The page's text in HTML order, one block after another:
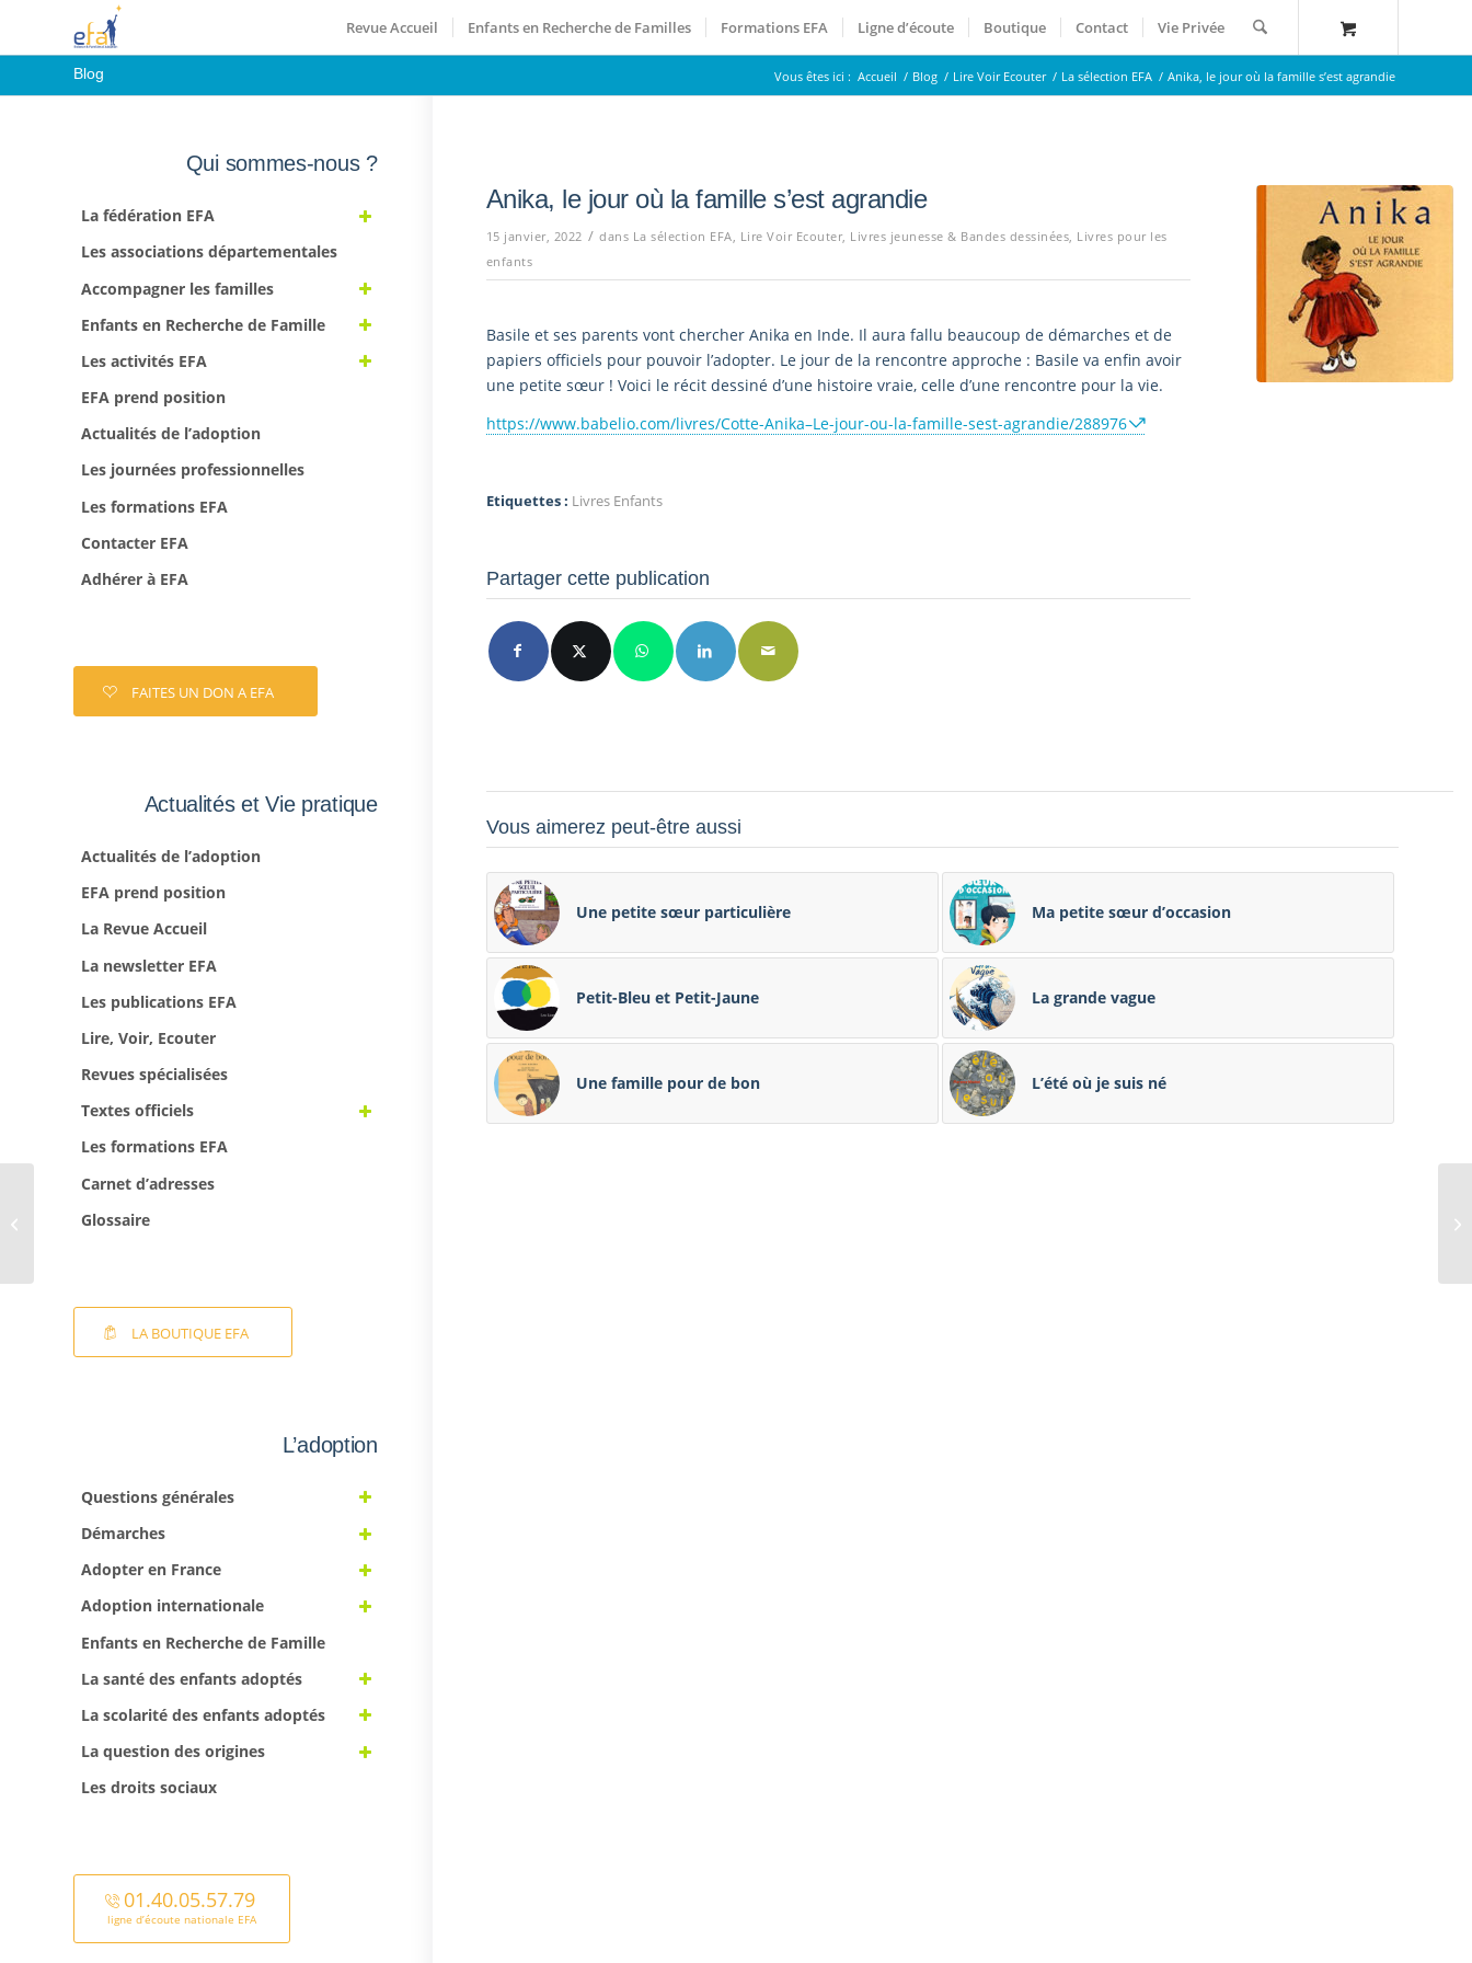
Revue Accueil Enfants en Recherche de Familles Formations EFA Ligne d’écoute Boutique Contact Vie Privée
Blog Vous êtes ici : Accueil / Blog / Lire Voir Ecouter / La sélection EFA / Anika, le jour où la famille s’est agrandie
Anika, le jour où la famille s’est agrandie
15 janvier, 2022 / dans La sélection EFA, Lire Voir Ecouter, Livres jeunesse & Bandes dessinées, Livres pour les
enfants
Basile et ses parents vont chercher Anika en Inde. Il aura fallu beaucoup de démarches et de
papiers officiels pour pouvoir l’adopter. Le jour de la rencontre approche : Basile va enfin avoir
une petite sœur ! Voici le récit dessiné d’une histoire vraie, celle d’une rencontre pour la vie.
https://www.babelio.com/livres/Cotte-Anika–Le-jour-ou-la-famille-sest-agrandie/288976
Etiquettes : Livres Enfants
Partager cette publication
Vous aimerez peut-être aussi
Une petite sœur particulière Ma petite sœur d’occasion
Petit-Bleu et Petit-Jaune La grande vague
Une famille pour de bon L’été où je suis né
Qui sommes-nous ?
La fédération EFA
Les associations départementales
Accompagner les familles
Enfants en Recherche de Famille
Les activités EFA
EFA prend position
Actualités de l’adoption
Les journées professionnelles
Les formations EFA
Contacter EFA
Adhérer à EFA
FAITES UN DON A EFA
Actualités et Vie pratique
Actualités de l’adoption
EFA prend position
La Revue Accueil
La newsletter EFA
Les publications EFA
Lire, Voir, Ecouter
Revues spécialisées
Textes officiels
Les formations EFA
Carnet d’adresses
Glossaire
LA BOUTIQUE EFA
L’adoption
Questions générales
Démarches
Adopter en France
Adoption internationale
Enfants en Recherche de Famille
La santé des enfants adoptés
La scolarité des enfants adoptés
La question des origines
Les droits sociaux
01.40.05.57.79
ligne d’écoute nationale EFA
Tu es trop grand,